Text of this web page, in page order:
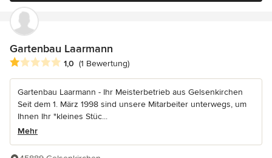
Gartenbau Laarmann
Durchschnittliche Bewertung: 1 von 5 Sternen
1,0 (1 Bewertung)
Gartenbau Laarmann - Ihr Meisterbetrieb aus Gelsenkirchen
Seit dem 1. März 1998 sind unsere Mitarbeiter unterwegs, um
Ihnen Ihr "kleines Stüc...
Mehr